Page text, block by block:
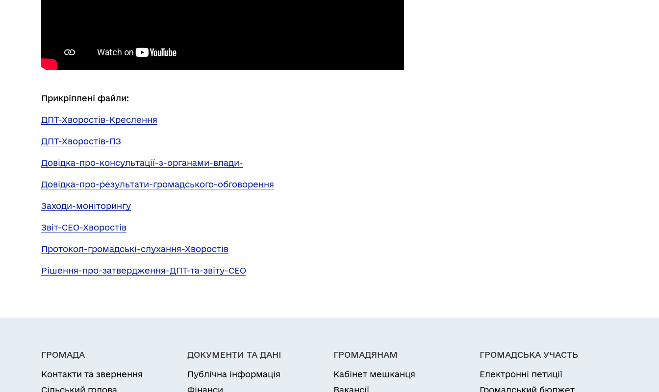
Прикріплені файли:
ДПТ-Хворостів-Креслення
ДПТ-Хворостів-ПЗ
Довідка-про-консультації-з-органами-влади-
Довідка-про-результати-громадського-обговорення
Заходи-моніторингу
Звіт-СЕО-Хворостів
Протокол-громадські-слухання-Хворостів
Рішення-про-затвердження-ДПТ-та-звіту-СЕО
ГРОМАДА
Контакти та звернення
Сільський голова
ДОКУМЕНТИ ТА ДАНІ
Публічна інформація
Фінанси
ГРОМАДЯНАМ
Кабінет мешканця
Вакансії
ГРОМАДСЬКА УЧАСТЬ
Електронні петиції
Громадський бюджет